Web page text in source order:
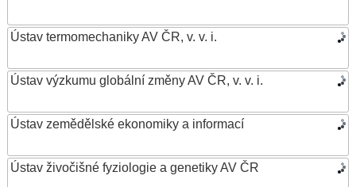
Ústav termomechaniky AV ČR, v. v. i.
Ústav výzkumu globální změny AV ČR, v. v. i.
Ústav zemědělské ekonomiky a informací
Ústav živočišné fyziologie a genetiky AV ČR